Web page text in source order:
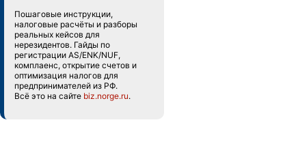
Пошаговые инструкции,
налоговые расчёты и разборы
реальных кейсов для
нерезидентов. Гайды по
регистрации AS/ENK/NUF,
комплаенс, открытие счетов и
оптимизация налогов для
предпринимателей из РФ.
Всё это на сайте biz.norge.ru.